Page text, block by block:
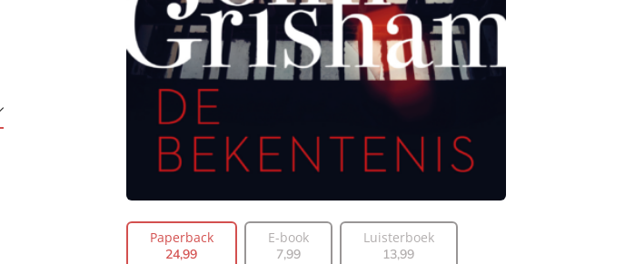
Paperback
24,99
E-book
7,99
Luisterboek
13,99